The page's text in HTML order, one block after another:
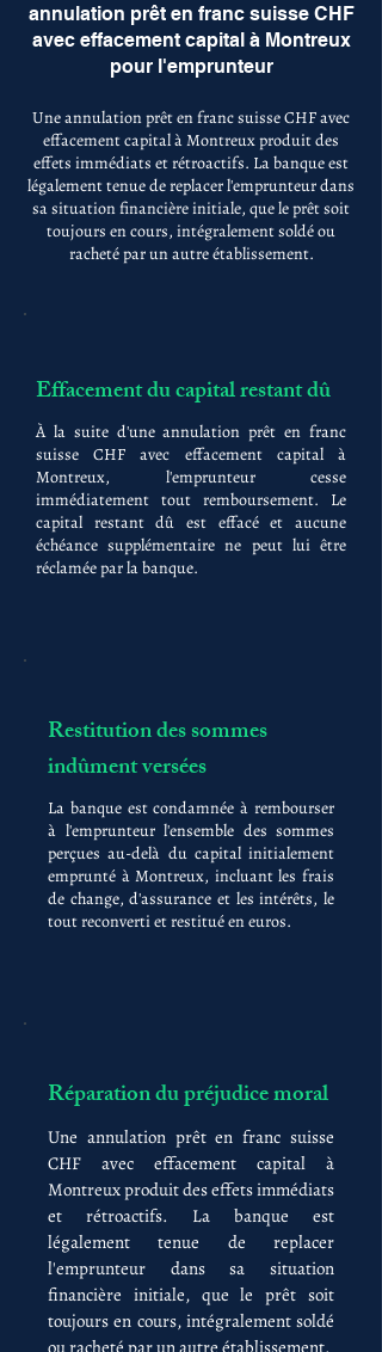
annulation prêt en franc suisse CHF
avec effacement capital à Montreux
pour l'emprunteur
Une annulation prêt en franc suisse CHF avec
effacement capital à Montreux produit des
effets immédiats et rétroactifs. La banque est
légalement tenue de replacer l'emprunteur dans
sa situation financière initiale, que le prêt soit
toujours en cours, intégralement soldé ou
racheté par un autre établissement.
Effacement du capital restant dû
À la suite d'une annulation prêt en franc
suisse CHF avec effacement capital à
Montreux, l'emprunteur cesse
immédiatement tout remboursement. Le
capital restant dû est effacé et aucune
échéance supplémentaire ne peut lui être
réclamée par la banque.
Restitution des sommes
indûment versées
La banque est condamnée à rembourser
à l'emprunteur l'ensemble des sommes
perçues au-delà du capital initialement
emprunté à Montreux, incluant les frais
de change, d'assurance et les intérêts, le
tout reconverti et restitué en euros.
Réparation du préjudice moral
Une annulation prêt en franc suisse
CHF avec effacement capital à
Montreux produit des effets immédiats
et rétroactifs. La banque est
légalement tenue de replacer
l'emprunteur dans sa situation
financière initiale, que le prêt soit
toujours en cours, intégralement soldé
ou racheté par un autre établissement.